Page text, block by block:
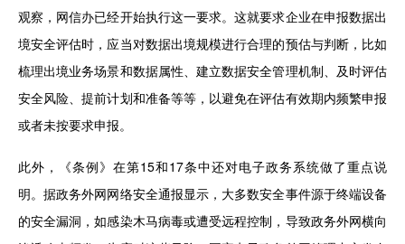
观察，网信办已经开始执行这一要求。这就要求企业在申报数据出
境安全评估时，应当对数据出境规模进行合理的预估与判断，比如
梳理出境业务场景和数据属性、建立数据安全管理机制、及时评估
安全风险、提前计划和准备等等，以避免在评估有效期内频繁申报
或者未按要求申报。
此外，《条例》在第15和17条中还对电子政务系统做了重点说
明。据政务外网网络安全通报显示，大多数安全事件源于终端设备
的安全漏洞，如感染木马病毒或遭受远程控制，导致政务外网横向